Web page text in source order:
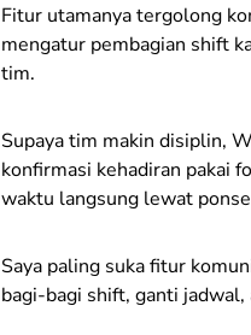
Fitur utamanya tergolong
mengatur pembagian shift
tim.
Supaya tim makin disiplin,
konfirmasi kehadiran pakai
waktu langsung lewat
Saya paling suka fitur
bagi-bagi shift, ganti